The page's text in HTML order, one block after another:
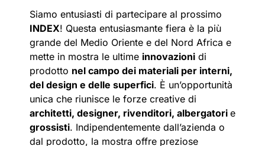
Siamo entusiasti di partecipare al prossimo
INDEX! Questa entusiasmante fiera è la più
grande del Medio Oriente e del Nord Africa e
mette in mostra le ultime innovazioni di
prodotto nel campo dei materiali per interni,
del design e delle superfici. È un’opportunità
unica che riunisce le forze creative di
architetti, designer, rivenditori, albergatori e
grossisti. Indipendentemente dall’azienda o
dal prodotto, la mostra offre preziose